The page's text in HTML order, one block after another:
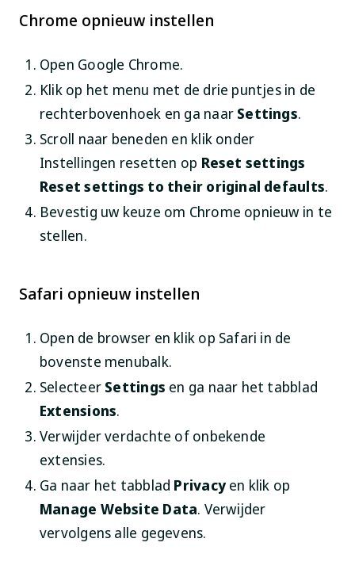
Chrome opnieuw instellen
Open Google Chrome.
Klik op het menu met de drie puntjes in de
rechterbovenhoek en ga naar Settings.
Scroll naar beneden en klik onder
Instellingen resetten op Reset settings
Reset settings to their original defaults.
Bevestig uw keuze om Chrome opnieuw in te
stellen.
Safari opnieuw instellen
Open de browser en klik op Safari in de
bovenste menubalk.
Selecteer Settings en ga naar het tabblad
Extensions.
Verwijder verdachte of onbekende
extensies.
Ga naar het tabblad Privacyen klik op
Manage Website Data. Verwijder
vervolgens alle gegevens.